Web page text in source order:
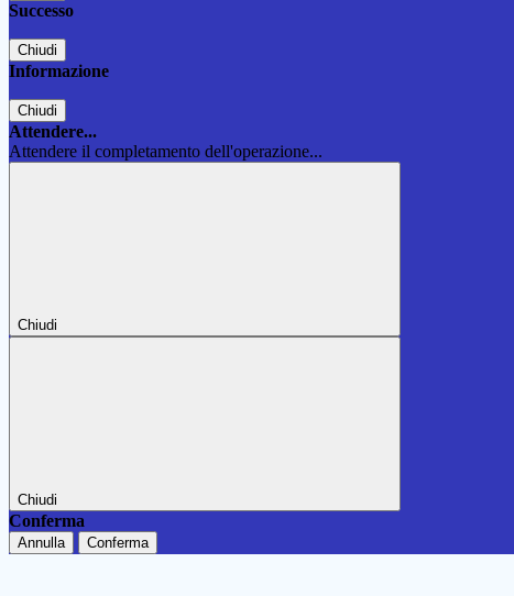
Successo
Chiudi
Informazione
Chiudi
Attendere...
Attendere il completamento dell'operazione...
Chiudi
Chiudi
Conferma
Annulla Conferma